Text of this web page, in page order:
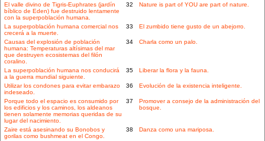
El valle divino de Tigris-Euphrates (jardín
bíblico de Eden) fue destruido lentamente
con la superpoblación humana.
32 Nature is part of YOU are part of nature.
La superpoblación humana comercial nos
crecerá a la muerte.
33 El zumbido tiene gusto de un abejorro.
Causas del explosión de población
humana: Temperaturas altísimas del mar
que destruyen ecosistemas del filón
coralino.
34 Charla como un palo.
La superpoblación humana nos conducirá
a la guerra mundial siguiente.
35 Liberar la flora y la fauna.
Utilizar los condones para evitar embarazo
indeseado.
36 Evolución de la existencia inteligente.
Porque todo el espacio es consumido por
los edificios y los caminos, los aldeanos
tienen solamente memorias queridas de su
lugar del nacimiento.
37
Promover a consejo de la administración del
bosque.
Zaire está asesinando su Bonobos y
gorilas como bushmeat en el Congo.
38 Danza como una mariposa.